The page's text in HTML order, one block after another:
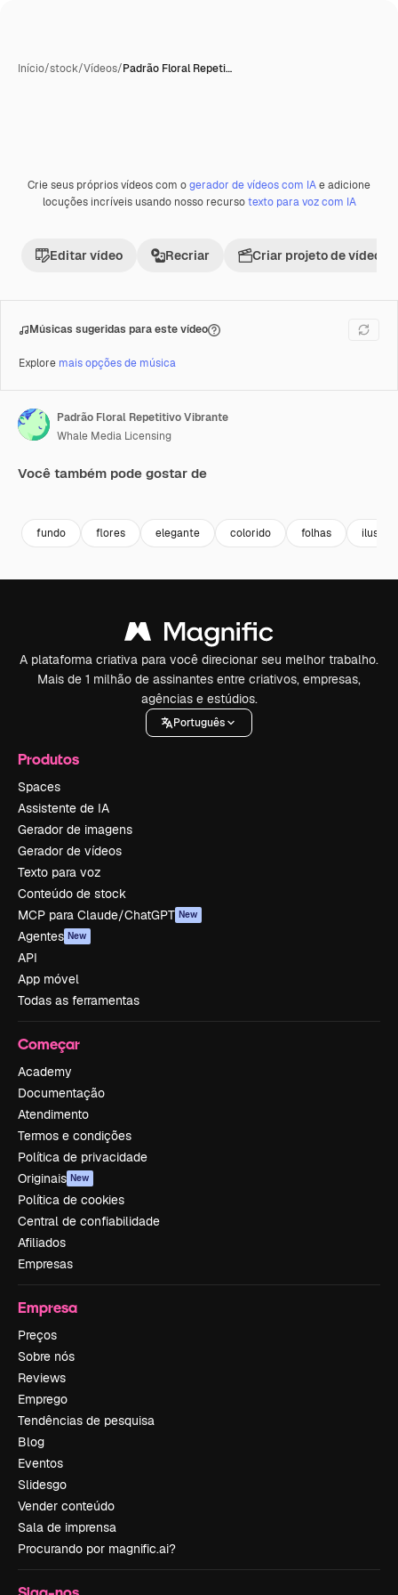
Início/stock/Vídeos/Padrão Floral Repeti…
PremiumGerada com IA
Crie seus próprios vídeos com ogerador de vídeos com IAe adicione
locuções incríveis usando nosso recursotexto para voz com IA
Editar vídeo Recriar Criar projeto de vídeo
Músicas sugeridas para este vídeo
Explore mais opções de música
Padrão Floral Repetitivo Vibrante
Whale Media Licensing
Você também pode gostar de
fundo flores elegante colorido folhas
A plataforma criativa para você direcionar seu melhor trabalho.
Mais de 1 milhão de assinantes entre criativos, empresas,
agências e estúdios.
Português
Produtos
Spaces
Assistente de IA
Gerador de imagens
Gerador de vídeos
Texto para voz
Conteúdo de stock
MCP para Claude/ChatGPT New
Agentes New
API
App móvel
Todas as ferramentas
Começar
Academy
Documentação
Atendimento
Termos e condições
Política de privacidade
Originais New
Política de cookies
Central de confiabilidade
Afiliados
Empresas
Empresa
Preços
Sobre nós
Reviews
Emprego
Tendências de pesquisa
Blog
Eventos
Slidesgo
Vender conteúdo
Sala de imprensa
Procurando por magnific.ai?